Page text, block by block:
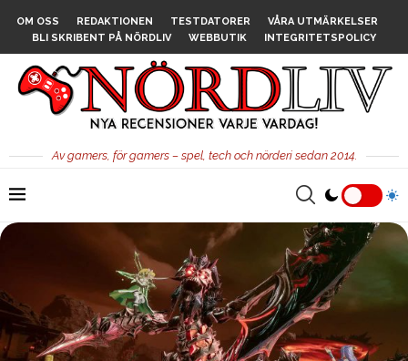
OM OSS REDAKTIONEN TESTDATORER
VÅRA UTMÄRKELSER
BLI SKRIBENT PÅ NÖRDLIV
WEBBUTIK INTEGRITETSPOLICY
Av gamers, för gamers – spel, tech och nörderi sedan 2014.